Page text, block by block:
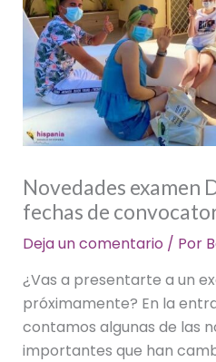
Novedades examen
fechas de
Deja un comentario / Por
¿Vas a presentarte a un
próximamente? En la
contamos algunas de las
importantes que han